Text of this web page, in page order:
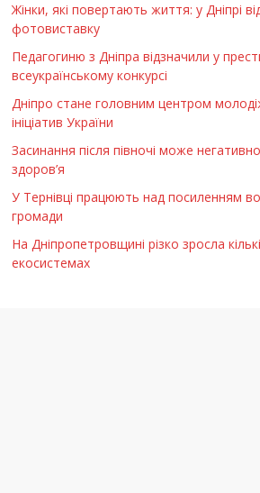
Жінки, які повертають життя: у Дніпрі
фотовиставку
Педагогиню з Дніпра відзначили у
всеукраїнському конкурсі
Дніпро стане головним центром
ініціатив України
Засинання після півночі може
здоров’я
У Тернівці працюють над посиленням
громади
На Дніпропетровщині різко зросла
екосистемах